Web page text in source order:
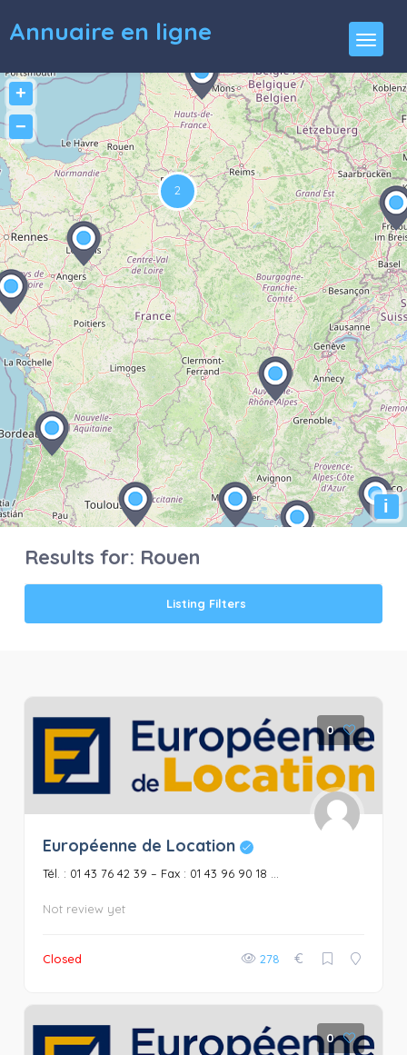
Annuaire en ligne
+
−
i
Results for: Rouen
Listing Filters
0
Européenne de Location
Tél. : 01 43 76 42 39 – Fax : 01 43 96 90 18 ...
Not review yet
Closed 278 €
0